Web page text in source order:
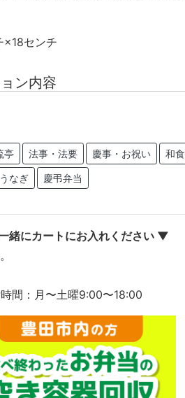
×18センチ
ン内容
亭 法事・法要 慶事・お祝い 和食
うなぎ 慶弔弁当
緒にカートにお入れください ▼
：月〜土曜9:00〜18:00